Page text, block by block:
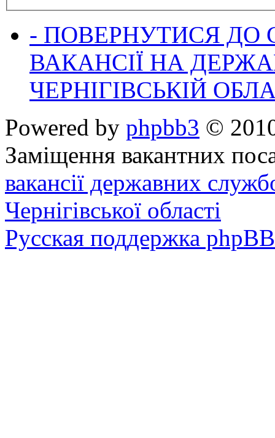
- ПОВЕРНУТИСЯ ДО
ВАКАНСІЇ НА
ЧЕРНІГІВСЬКІЙ
Powered by phpbb3 ©
Заміщення вакантних
вакансії державних
Чернігівської області
Русская поддержка phpBB